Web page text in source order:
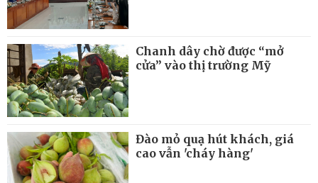
Chanh dây chờ được “mở
cửa” vào thị trường Mỹ
Đào mỏ quạ hút khách, giá
cao vẫn 'cháy hàng'